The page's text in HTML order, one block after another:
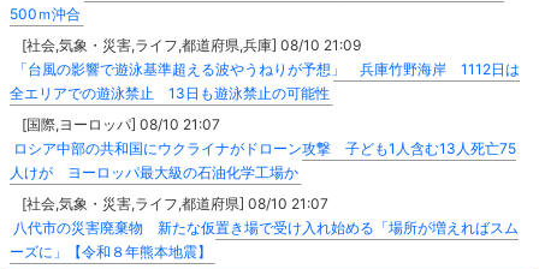
500ｍ沖合
[社会,気象・災害,ライフ,都道府県,兵庫] 08/10 21:09
「台風の影響で遊泳基準超える波やうねりが予想」 兵庫竹野海岸 1112日は
全エリアでの遊泳禁止 13日も遊泳禁止の可能性
[国際,ヨーロッパ] 08/10 21:07
ロシア中部の共和国にウクライナがドローン攻撃 子ども1人含む13人死亡75
人けが ヨーロッパ最大級の石油化学工場か
[社会,気象・災害,ライフ,都道府県] 08/10 21:07
八代市の災害廃棄物 新たな仮置き場で受け入れ始める「場所が増えればスム
ーズに」【令和８年熊本地震】